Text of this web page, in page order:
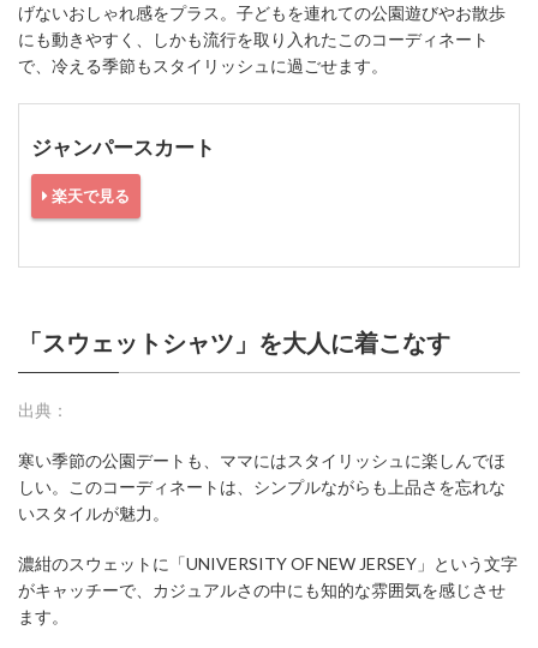
げないおしゃれ感をプラス。子どもを連れての公園遊びやお散歩
にも動きやすく、しかも流行を取り入れたこのコーディネート
で、冷える季節もスタイリッシュに過ごせます。
ジャンパースカート
楽天で見る
「スウェットシャツ」を大人に着こなす
出典：
寒い季節の公園デートも、ママにはスタイリッシュに楽しんでほ
しい。このコーディネートは、シンプルながらも上品さを忘れな
いスタイルが魅力。
濃紺のスウェットに「UNIVERSITY OF NEW JERSEY」という文字
がキャッチーで、カジュアルさの中にも知的な雰囲気を感じさせ
ます。